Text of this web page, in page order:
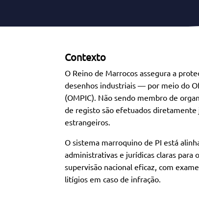
Contexto
O Reino de Marrocos assegura a
desenhos industriais — por meio do
(OMPIC). Não sendo membro de
de registo são efetuados
estrangeiros.
O sistema marroquino de PI está
administrativas e jurídicas claras para
supervisão nacional eficaz, com
litígios em caso de infração.